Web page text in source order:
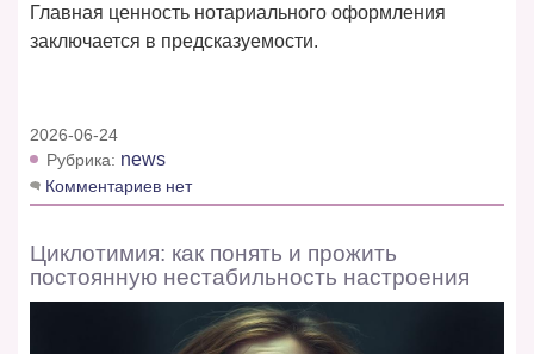
Главная ценность нотариального оформления
заключается в предсказуемости.
2026-06-24
Рубрика: news
Комментариев нет
Циклотимия: как понять и прожить
постоянную нестабильность настроения